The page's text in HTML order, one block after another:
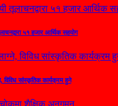
५१ हजार आर्थिक सहयोग
विविध सांस्कृतिक कार्यक्रम हुने